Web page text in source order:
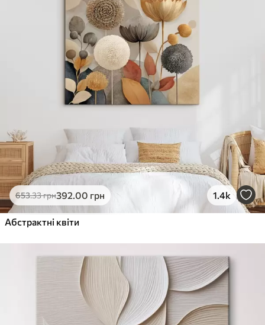
653.33грн392.00 грн 1.4k
Абстрактні квіти